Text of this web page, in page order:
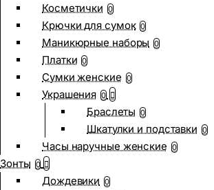
Косметички 0
Крючки для сумок 0
Маникюрные наборы 0
Платки 0
Сумки женские 0
Украшения 0
Браслеты 0
Шкатулки и подставки 0
Часы наручные женские 0
Зонты 0
Дождевики 0